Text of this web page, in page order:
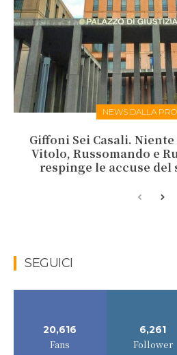
NEWS DALLA
Giffoni Sei Casali.
Vitolo, Russomando e
respinge le accuse
SEGUICI
20,616
Fans
6,261
Follower